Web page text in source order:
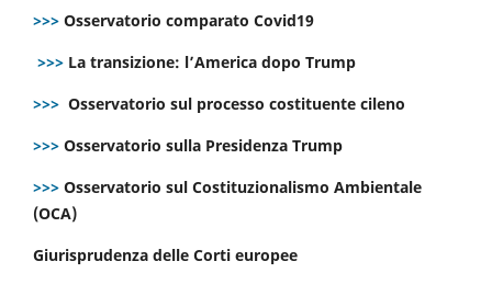
>>> Osservatorio comparato Covid19
>>> La transizione: l’America dopo Trump
>>> Osservatorio sul processo costituente cileno
>>> Osservatorio sulla Presidenza Trump
>>> Osservatorio sul Costituzionalismo Ambientale
(OCA)
Giurisprudenza delle Corti europee